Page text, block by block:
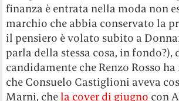
finanza è entrata nella moda non
marchio che abbia conservato la
il pensiero è volato subito a
parla della stessa cosa, in fondo?),
candidamente che Renzo Rosso
che Consuelo Castiglioni aveva
Marni, che la cover di giugno con